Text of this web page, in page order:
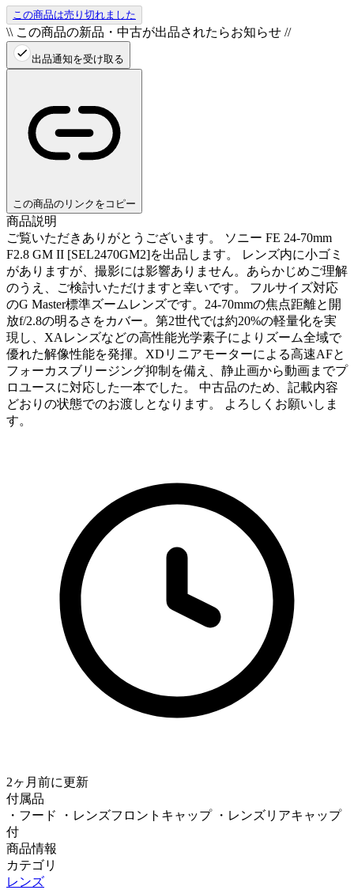
この商品は売り切れました
\\ この商品の新品・中古が出品されたらお知らせ //
出品通知を受け取る
この商品のリンクをコピー
商品説明
ご覧いただきありがとうございます。 ソニー FE 24-70mm
F2.8 GM II [SEL2470GM2]を出品します。 レンズ内に小ゴミ
がありますが、撮影には影響ありません。あらかじめご理解
のうえ、ご検討いただけますと幸いです。 フルサイズ対応
のG Master標準ズームレンズです。24-70mmの焦点距離と開
放f/2.8の明るさをカバー。第2世代では約20%の軽量化を実
現し、XAレンズなどの高性能光学素子によりズーム全域で
優れた解像性能を発揮。XDリニアモーターによる高速AFと
フォーカスブリージング抑制を備え、静止画から動画までプ
ロユースに対応した一本でした。 中古品のため、記載内容
どおりの状態でのお渡しとなります。 よろしくお願いしま
す。
2ヶ月前に更新
付属品
・フード ・レンズフロントキャップ ・レンズリアキャップ
付
商品情報
カテゴリ
レンズ